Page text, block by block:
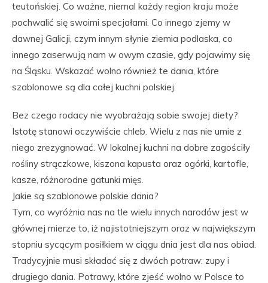
teutońskiej. Co ważne, niemal każdy region kraju może
pochwalić się swoimi specjałami. Co innego zjemy w
dawnej Galicji, czym innym słynie ziemia podlaska, co
innego zaserwują nam w owym czasie, gdy pojawimy się
na Śląsku. Wskazać wolno również te dania, które
szablonowe są dla całej kuchni polskiej.
Bez czego rodacy nie wyobrażają sobie swojej diety?
Istotę stanowi oczywiście chleb. Wielu z nas nie umie z
niego zrezygnować. W lokalnej kuchni na dobre zagościły
rośliny strączkowe, kiszona kapusta oraz ogórki, kartofle,
kasze, różnorodne gatunki mięs.
Jakie są szablonowe polskie dania?
Tym, co wyróżnia nas na tle wielu innych narodów jest w
głównej mierze to, iż najistotniejszym oraz w największym
stopniu sycącym posiłkiem w ciągu dnia jest dla nas obiad.
Tradycyjnie musi składać się z dwóch potraw: zupy i
drugiego dania. Potrawy, które zjeść wolno w Polsce to